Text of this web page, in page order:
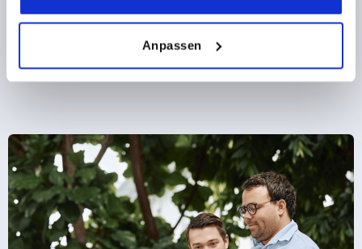
Anpassen
DETAILS
ab1,00 €
zzgl. MwSt.